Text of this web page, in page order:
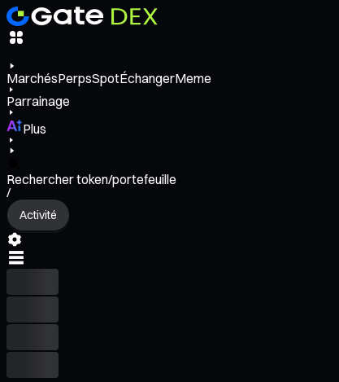
MarchésPerpsSpotÉchangerMeme
Parrainage
Plus
Rechercher token/portefeuille
/
Activité